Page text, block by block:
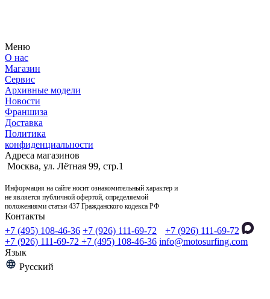
Меню
О нас
Магазин
Сервис
Архивные модели
Новости
Франшиза
Доставка
Политика
конфиденциальности
Адреса магазинов
Москва, ул. Лётная 99, стр.1
Информация на сайте носит ознакомительный характер и
не является публичной офертой, определяемой
положениями статьи 437 Гражданского кодекса РФ
Контакты
+7 (495) 108-46-36 +7 (926) 111-69-72
+7 (926) 111-69-72
+7 (926) 111-69-72 +7 (495) 108-46-36 info@motosurfing.com
Язык
Русский